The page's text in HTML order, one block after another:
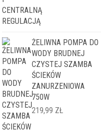
WYNOSIŁA:
1499,99 ZŁ.
ŻELIWNA POMPA DO
WODY BRUDNEJ
CZYSTEJ SZAMBA
ŚCIEKÓW
ZANURZENIOWA
750W
219,99 ZŁ